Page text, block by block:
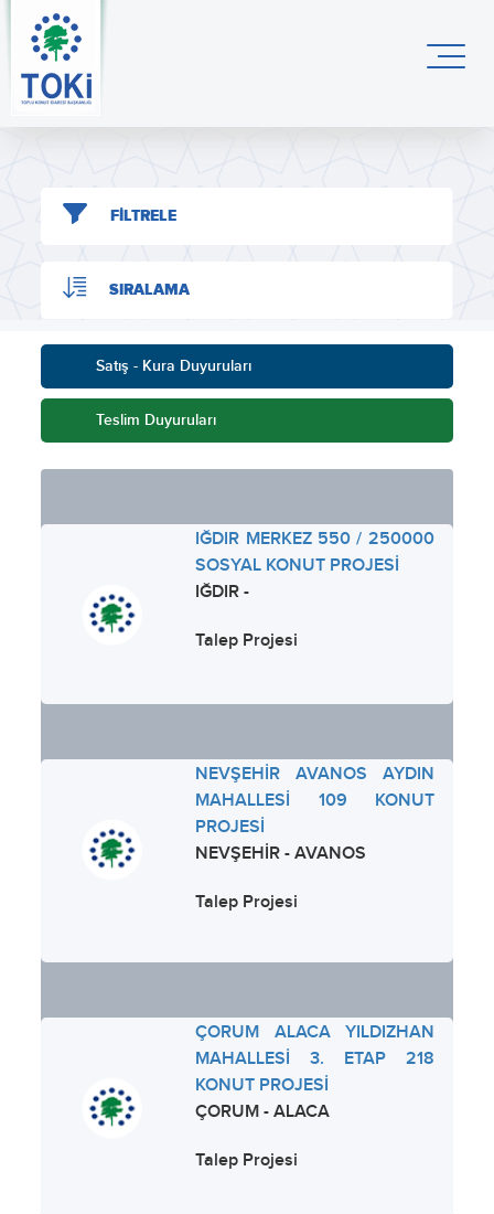
FİLTRELE
SIRALAMA
Satış - Kura Duyuruları
Teslim Duyuruları
IĞDIR MERKEZ 550 / 250000
SOSYAL KONUT PROJESİ
IĞDIR -
Talep Projesi
NEVŞEHİR AVANOS AYDIN
MAHALLESİ 109 KONUT
PROJESİ
NEVŞEHİR - AVANOS
Talep Projesi
ÇORUM ALACA YILDIZHAN
MAHALLESİ 3. ETAP 218
KONUT PROJESİ
ÇORUM - ALACA
Talep Projesi